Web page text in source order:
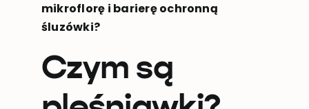
mikroflorę i barierę ochronną
śluzówki?
Czym są